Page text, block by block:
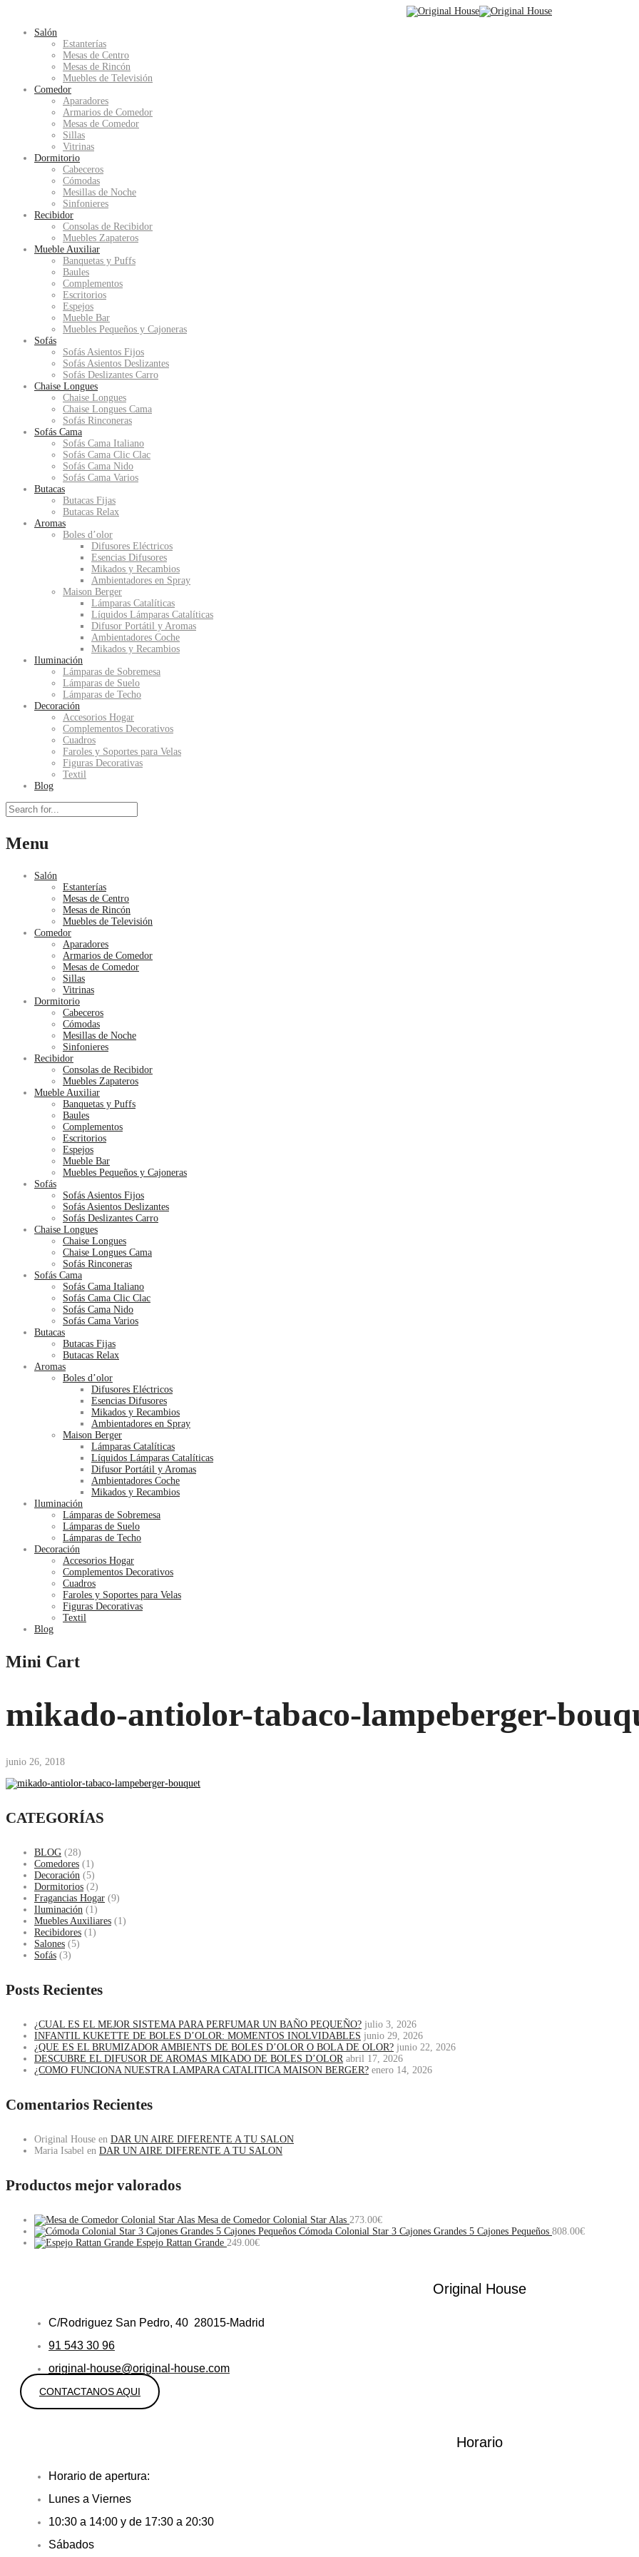
Salón
Estanterías
Mesas de Centro
Mesas de Rincón
Muebles de Televisión
Comedor
Aparadores
Armarios de Comedor
Mesas de Comedor
Sillas
Vitrinas
Dormitorio
Cabeceros
Cómodas
Mesillas de Noche
Sinfonieres
Recibidor
Consolas de Recibidor
Muebles Zapateros
Mueble Auxiliar
Banquetas y Puffs
Baules
Complementos
Escritorios
Espejos
Mueble Bar
Muebles Pequeños y Cajoneras
Sofás
Sofás Asientos Fijos
Sofás Asientos Deslizantes
Sofás Deslizantes Carro
Chaise Longues
Chaise Longues
Chaise Longues Cama
Sofás Rinconeras
Sofás Cama
Sofás Cama Italiano
Sofás Cama Clic Clac
Sofás Cama Nido
Sofás Cama Varios
Butacas
Butacas Fijas
Butacas Relax
Aromas
Boles d’olor
Difusores Eléctricos
Esencias Difusores
Mikados y Recambios
Ambientadores en Spray
Maison Berger
Lámparas Catalíticas
Líquidos Lámparas Catalíticas
Difusor Portátil y Aromas
Ambientadores Coche
Mikados y Recambios
Iluminación
Lámparas de Sobremesa
Lámparas de Suelo
Lámparas de Techo
Decoración
Accesorios Hogar
Complementos Decorativos
Cuadros
Faroles y Soportes para Velas
Figuras Decorativas
Textil
Blog
Menu
Salón
Estanterías
Mesas de Centro
Mesas de Rincón
Muebles de Televisión
Comedor
Aparadores
Armarios de Comedor
Mesas de Comedor
Sillas
Vitrinas
Dormitorio
Cabeceros
Cómodas
Mesillas de Noche
Sinfonieres
Recibidor
Consolas de Recibidor
Muebles Zapateros
Mueble Auxiliar
Banquetas y Puffs
Baules
Complementos
Escritorios
Espejos
Mueble Bar
Muebles Pequeños y Cajoneras
Sofás
Sofás Asientos Fijos
Sofás Asientos Deslizantes
Sofás Deslizantes Carro
Chaise Longues
Chaise Longues
Chaise Longues Cama
Sofás Rinconeras
Sofás Cama
Sofás Cama Italiano
Sofás Cama Clic Clac
Sofás Cama Nido
Sofás Cama Varios
Butacas
Butacas Fijas
Butacas Relax
Aromas
Boles d’olor
Difusores Eléctricos
Esencias Difusores
Mikados y Recambios
Ambientadores en Spray
Maison Berger
Lámparas Catalíticas
Líquidos Lámparas Catalíticas
Difusor Portátil y Aromas
Ambientadores Coche
Mikados y Recambios
Iluminación
Lámparas de Sobremesa
Lámparas de Suelo
Lámparas de Techo
Decoración
Accesorios Hogar
Complementos Decorativos
Cuadros
Faroles y Soportes para Velas
Figuras Decorativas
Textil
Blog
Mini Cart
mikado-antiolor-tabaco-lampeberger-
junio 26, 2018
CATEGORÍAS
BLOG (28)
Comedores (1)
Decoración (5)
Dormitorios (2)
Fragancias Hogar (9)
Iluminación (1)
Muebles Auxiliares (1)
Recibidores (1)
Salones (5)
Sofás (3)
Posts Recientes
¿CUAL ES EL MEJOR SISTEMA PARA PERFUMAR UN BAÑO PEQUEÑO? julio 3, 2026
INFANTIL KUKETTE DE BOLES D’OLOR: MOMENTOS INOLVIDABLES junio 29, 2026
¿QUE ES EL BRUMIZADOR AMBIENTS DE BOLES D’OLOR O BOLA DE OLOR? junio 22, 2026
DESCUBRE EL DIFUSOR DE AROMAS MIKADO DE BOLES D’OLOR abril 17, 2026
¿COMO FUNCIONA NUESTRA LAMPARA CATALITICA MAISON BERGER? enero 14, 2026
Comentarios Recientes
Original House en DAR UN AIRE DIFERENTE A TU SALON
Maria Isabel en DAR UN AIRE DIFERENTE A TU SALON
Productos mejor valorados
Mesa de Comedor Colonial Star Alas 273.00€
Cómoda Colonial Star 3 Cajones Grandes 5 Cajones Pequeños 808.00€
Espejo Rattan Grande 249.00€
Original House
C/Rodriguez San Pedro, 40 28015-Madrid
91 543 30 96
original-house@original-house.com
CONTACTANOS AQUI
Horario
Horario de apertura:
Lunes a Viernes
10:30 a 14:00 y de 17:30 a 20:30
Sábados